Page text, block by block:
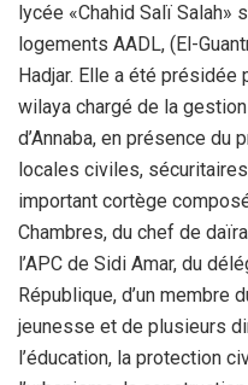
lycée «Chahid Salï Salah»
logements AADL, (El-
Hadjar. Elle a été
wilaya chargé de la
d’Annaba, en présence du
locales civiles,
important cortège
Chambres, du chef de
l’APC de Sidi Amar, du
République, d’un membre
jeunesse et de plusieurs
l’éducation, la protection